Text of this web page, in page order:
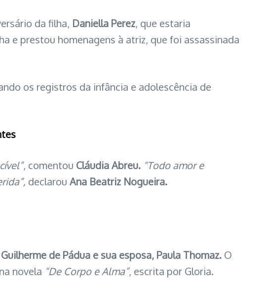
da filha, Daniella Perez, que estaria
e prestou homenagens à atriz, que foi assassinada
os registros da infância e adolescência de
, comentou Cláudia Abreu. “Todo amor e
declarou Ana Beatriz Nogueira.
Guilherme de Pádua e sua esposa, Paula Thomaz. O
novela “De Corpo e Alma”, escrita por Gloria.